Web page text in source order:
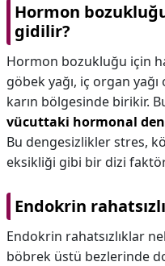
Hormon
gidilir?
Hormon bozukluğu için
göbek yağı, iç organ
karın bölgesinde birikir.
vücuttaki hormonal
Bu dengesizlikler stres,
eksikliği gibi bir dizi
Endokrin
Endokrin rahatsızlıklar
böbrek üstü bezlerinde